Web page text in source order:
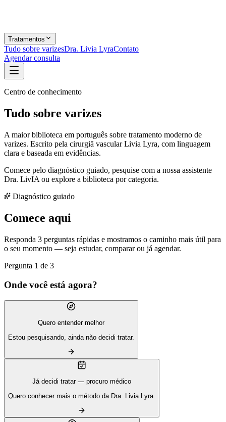
Tratamentos
Tudo sobre varizesDra. Livia LyraContato
Agendar consulta
Centro de conhecimento
Tudo sobre varizes
A maior biblioteca em português sobre tratamento moderno de
varizes. Escrito pela cirurgiã vascular Livia Lyra, com linguagem
clara e baseada em evidências.
Comece pelo diagnóstico guiado, pesquise com a nossa assistente
Dra. LivIA ou explore a biblioteca por categoria.
Diagnóstico guiado
Comece aqui
Responda 3 perguntas rápidas e mostramos o caminho mais útil para
o seu momento — seja estudar, comparar ou já agendar.
Pergunta 1 de 3
Onde você está agora?
Quero entender melhor
Estou pesquisando, ainda não decidi tratar.
Já decidi tratar — procuro médico
Quero conhecer mais o método da Dra. Livia Lyra.